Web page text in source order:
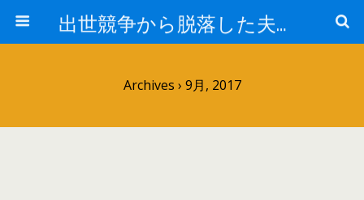
出世競争から脱落した夫と妻の日常
Archives › 9月, 2017